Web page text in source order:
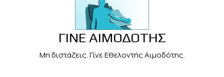
ΓΙΝΕ ΑΙΜΟΔΟΤΗΣ
Μη διστάζεις. Γίνε Εθελοντής Αιμοδότης.